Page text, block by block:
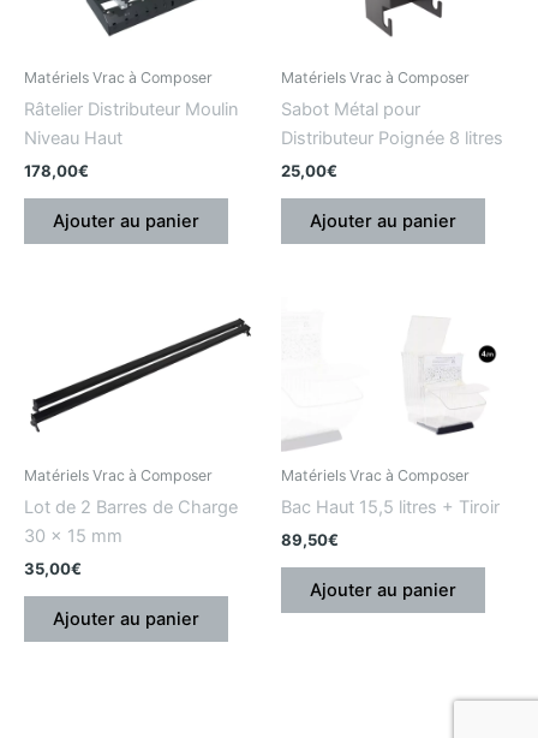
Matériels Vrac à Composer
Râtelier Distributeur Moulin
Niveau Haut
178,00€
Ajouter au panier
Matériels Vrac à Composer
Sabot Métal pour
Distributeur Poignée 8 litres
25,00€
Ajouter au panier
Matériels Vrac à Composer
Lot de 2 Barres de Charge
30 x 15 mm
35,00€
Ajouter au panier
Matériels Vrac à Composer
Bac Haut 15,5 litres + Tiroir
89,50€
Ajouter au panier